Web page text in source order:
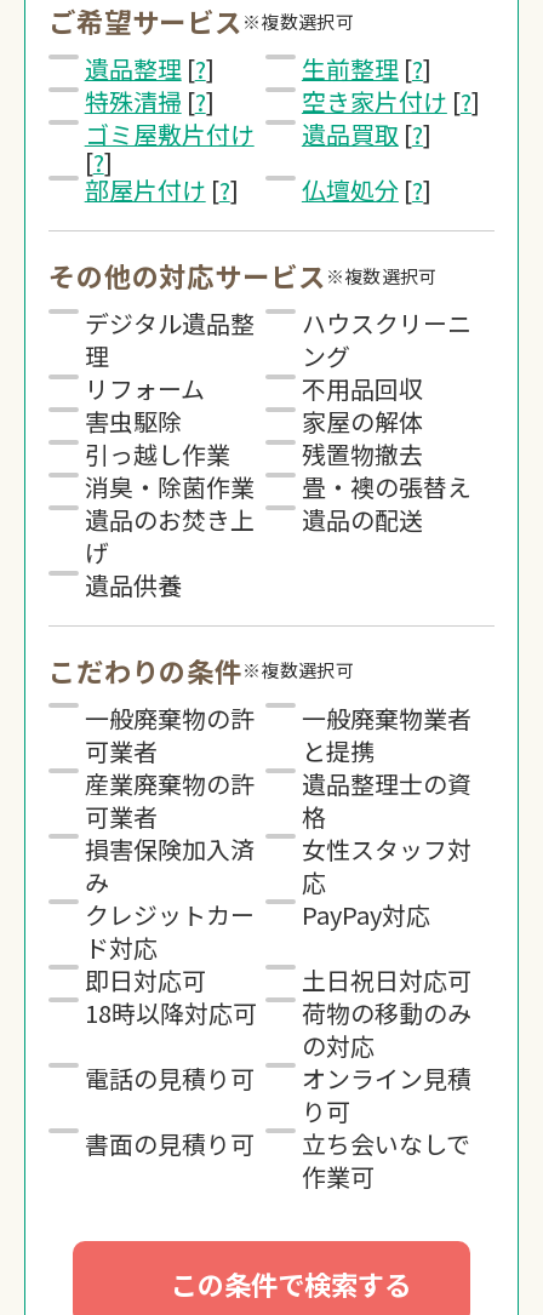
ご希望サービス※複数選択可
遺品整理 [?] 生前整理 [?]
特殊清掃 [?] 空き家片付け [?]
ゴミ屋敷片付け
[?]
遺品買取 [?]
部屋片付け [?] 仏壇処分 [?]
その他の対応サービス※複数選択可
デジタル遺品整
理
ハウスクリーニ
ング
リフォーム
不用品回収
害虫駆除
家屋の解体
引っ越し作業
残置物撤去
消臭・除菌作業
畳・襖の張替え
遺品のお焚き上
げ
遺品の配送
遺品供養
こだわりの条件※複数選択可
一般廃棄物の許
可業者
一般廃棄物業者
と提携
産業廃棄物の許
可業者
遺品整理士の資
格
損害保険加入済
み
女性スタッフ対
応
クレジットカー
ド対応
PayPay対応
即日対応可
土日祝日対応可
18時以降対応可
荷物の移動のみ
の対応
電話の見積り可
オンライン見積
り可
書面の見積り可
立ち会いなしで
作業可
この条件で検索する